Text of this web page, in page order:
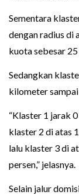
Sementara
dengan radius di
kuota sebesar
Sedangkan
kilometer
“Klaster 1 jarak
klaster 2 di atas
lalu klaster 3 di
persen,” jelasnya.
Selain jalur